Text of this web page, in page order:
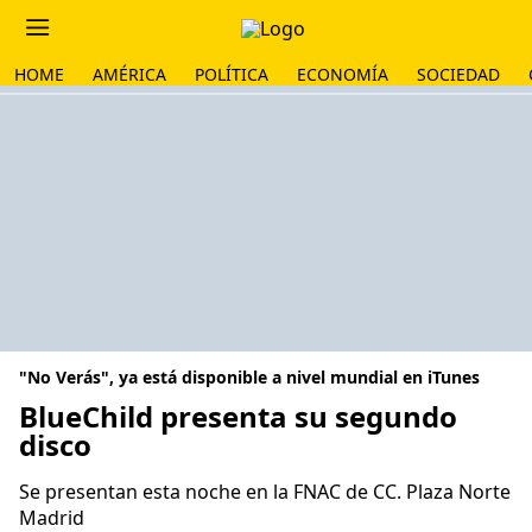
HOME AMÉRICA POLÍTICA ECONOMÍA SOCIEDAD
"No Verás", ya está disponible a nivel mundial en iTunes
BlueChild presenta su segundo
disco
Se presentan esta noche en la FNAC de CC. Plaza Norte
Madrid